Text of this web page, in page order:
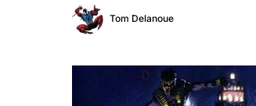
Tom Delanoue